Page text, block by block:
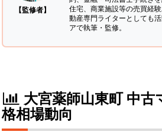
【監修者】
住宅、商業施設等の売買経
動産専門ライターとしても
アで執筆・監修。
大宮薬師山東町 中
格相場動向